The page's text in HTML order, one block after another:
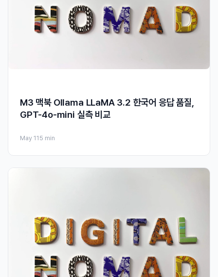
M3 맥북 Ollama LLaMA 3.2 한국어 응답 품질,
GPT-4o-mini 실측 비교
May 11 5 min